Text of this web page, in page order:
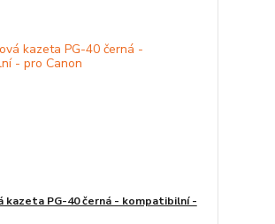
kazeta PG-40 černá - kompatibilní -